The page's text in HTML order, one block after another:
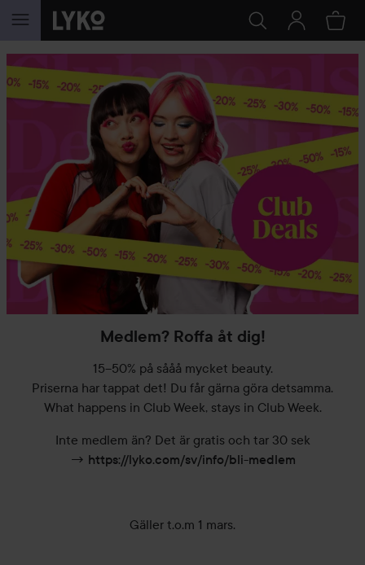
HOPPA TILL INNEHÅLLET
Medlem? Roffa åt dig!
15–50% på sååå mycket beauty.
Priserna har tappat det! Du får gärna göra detsamma.
What happens in Club Week, stays in Club Week.
Inte medlem än? Det är gratis och tar 30 sek
→ https://lyko.com/sv/info/bli-medlem
Gäller t.o.m 1 mars.